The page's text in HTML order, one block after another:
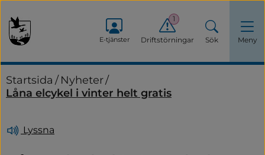
E-tjänster Driftstörningar
1
Sök Meny
Startsida / Nyheter/
Låna elcykel i vinter helt gratis
Lyssna